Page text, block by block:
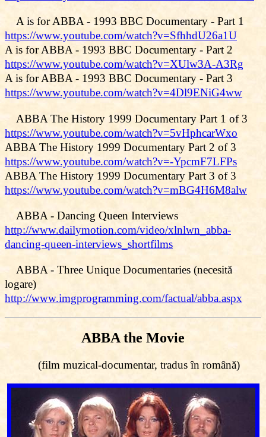
A is for ABBA - 1993 BBC Documentary - Part 1
https://www.youtube.com/watch?v=SfhhdU26a1U
A is for ABBA - 1993 BBC Documentary - Part 2
https://www.youtube.com/watch?v=XUlw3A-A3Rg
A is for ABBA - 1993 BBC Documentary - Part 3
https://www.youtube.com/watch?v=4Dl9ENiG4ww
ABBA The History 1999 Documentary Part 1 of 3
https://www.youtube.com/watch?v=5vHphcarWxo
ABBA The History 1999 Documentary Part 2 of 3
https://www.youtube.com/watch?v=-YpcmF7LFPs
ABBA The History 1999 Documentary Part 3 of 3
https://www.youtube.com/watch?v=mBG4H6M8alw
ABBA - Dancing Queen Interviews
http://www.dailymotion.com/video/xlnlwn_abba-
dancing-queen-interviews_shortfilms
ABBA - Three Unique Documentaries (necesită
logare)
http://www.imgprogramming.com/factual/abba.aspx
ABBA the Movie
(film muzical-documentar, tradus în română)